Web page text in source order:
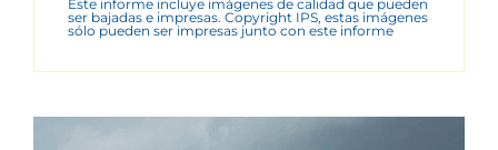
Este informe incluye imágenes de calidad que pueden
ser bajadas e impresas. Copyright IPS, estas imágenes
sólo pueden ser impresas junto con este informe